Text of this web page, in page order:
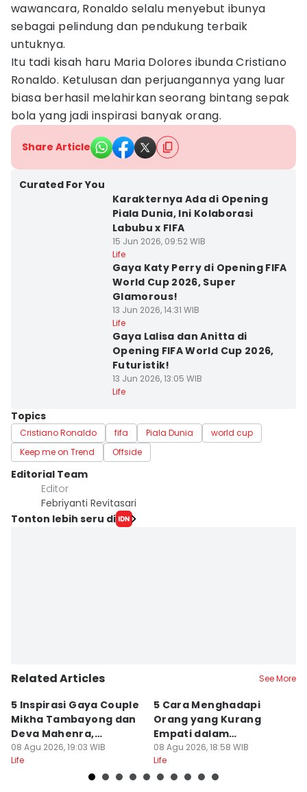
wawancara, Ronaldo selalu menyebut ibunya
sebagai pelindung dan pendukung terbaik
untuknya.
Itu tadi kisah haru Maria Dolores ibunda Cristiano
Ronaldo. Ketulusan dan perjuangannya yang luar
biasa berhasil melahirkan seorang bintang sepak
bola yang jadi inspirasi banyak orang.
Share Article
Curated For You
Karakternya Ada di Opening
Piala Dunia, Ini Kolaborasi
Labubu x FIFA
15 Jun 2026, 09:52 WIB
Life
Gaya Katy Perry di Opening FIFA
World Cup 2026, Super
Glamorous!
13 Jun 2026, 14:31 WIB
Life
Gaya Lalisa dan Anitta di
Opening FIFA World Cup 2026,
Futuristik!
13 Jun 2026, 13:05 WIB
Life
Topics
Cristiano Ronaldo fifa Piala Dunia
world cup
Keep me on Trend
Offside
Editorial Team
Editor
Febriyanti Revitasari
Tonton lebih seru di
Related Articles See More
5 Inspirasi Gaya Couple
Mikha Tambayong dan
Deva Mahenra,
Berkelas!
08 Agu 2026, 19:03 WIB
Life
5 Cara Menghadapi
Orang yang Kurang
Empati dalam
Pertemanan
08 Agu 2026, 18:58 WIB
Life